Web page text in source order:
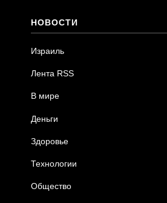
НОВОСТИ
Израиль
Лента RSS
В мире
Деньги
Здоровье
Технологии
Общество